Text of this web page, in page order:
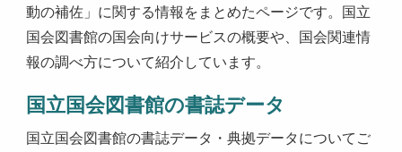
動の補佐」に関する情報をまとめたページです。国立
国会図書館の国会向けサービスの概要や、国会関連情
報の調べ方について紹介しています。
国立国会図書館の書誌データ
国立国会図書館の書誌データ・典拠データについてご